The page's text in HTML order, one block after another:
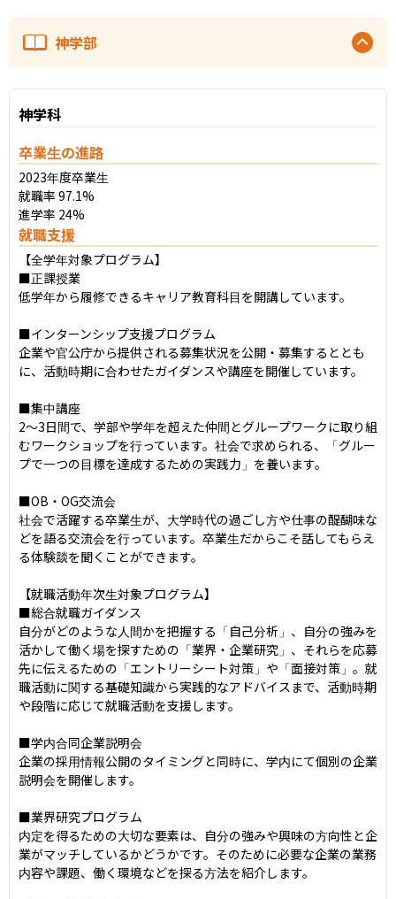
神学部
神学科
卒業生の進路
2023年度卒業生
就職率 97.1%
進学率 24%
就職支援
【全学年対象プログラム】
■正課授業
低学年から履修できるキャリア教育科目を開講しています。
■インターンシップ支援プログラム
企業や官公庁から提供される募集状況を公開・募集するととも
に、活動時期に合わせたガイダンスや講座を開催しています。
■集中講座
2～3日間で、学部や学年を超えた仲間とグループワークに取り組
むワークショップを行っています。社会で求められる、「グルー
プで一つの目標を達成するための実践力」を養います。
■OB・OG交流会
社会で活躍する卒業生が、大学時代の過ごし方や仕事の醍醐味な
どを語る交流会を行っています。卒業生だからこそ話してもらえ
る体験談を聞くことができます。
【就職活動年次生対象プログラム】
■総合就職ガイダンス
自分がどのような人間かを把握する「自己分析」、自分の強みを
活かして働く場を探すための「業界・企業研究」、それらを応募
先に伝えるための「エントリーシート対策」や「面接対策」。就
職活動に関する基礎知識から実践的なアドバイスまで、活動時期
や段階に応じて就職活動を支援します。
■学内合同企業説明会
企業の採用情報公開のタイミングと同時に、学内にて個別の企業
説明会を開催します。
■業界研究プログラム
内定を得るための大切な要素は、自分の強みや興味の方向性と企
業がマッチしているかどうかです。そのために必要な企業の業務
内容や課題、働く環境などを探る方法を紹介します。